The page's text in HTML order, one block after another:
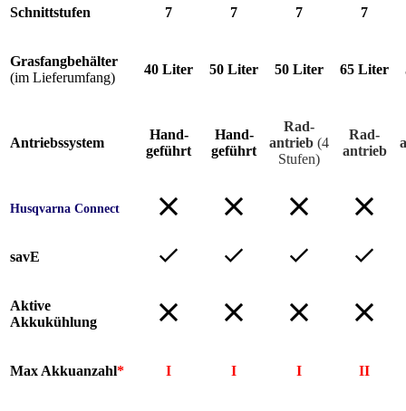
Schnittstufen 7 7 7 7
Grasfangbehälter
(im Lieferumfang)
40 Liter 50 Liter 50 Liter 65 Liter
Antriebssystem
Hand-
geführt
Hand-
geführt
Rad-
antrieb (4
Stufen)
Rad-
antrieb
Husqvarna Connect
savE
Aktive
Akkukühlung
Max Akkuanzahl* I I I II